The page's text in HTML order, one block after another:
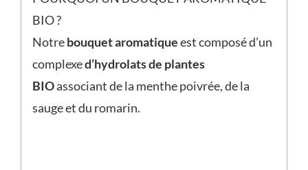
BIO ?
Notrebouquet aromatiqueest composé d’un
complexed’hydrolats de plantes
BIOassociant de la menthe poivrée, de la
sauge et du romarin.